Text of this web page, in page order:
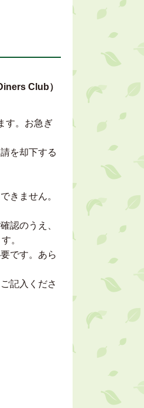
Club）
す。お急ぎ
を却下する
きません。
認のうえ、
。
です。あら
記入くださ